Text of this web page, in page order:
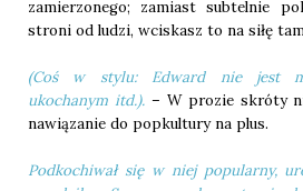
zamierzonego; zamiast subtelnie
stroni od ludzi, wciskasz to na siłę
(Coś w stylu: Edward nie jest
ukochanym itd.). – W prozie skróty
nawiązanie do popkultury na plus.
Podkochiwał się w niej popularny,